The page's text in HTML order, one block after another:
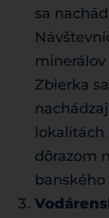
sa
Zbierka
lokalitách
dôrazom